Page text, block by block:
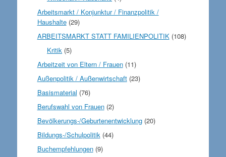
Arbeitsmarkt / Konjunktur / Finanzpolitik /
Haushalte(29)
ARBEITSMARKT STATT FAMILIENPOLITIK(108)
Kritik (5)
Arbeitzeit von Eltern / Frauen(11)
Außenpolitik / Außenwirtschaft(23)
Basismaterial (76)
Berufswahl von Frauen(2)
Bevölkerungs-/Geburtenentwicklung(20)
Bildungs-/Schulpolitik (44)
Buchempfehlungen(9)